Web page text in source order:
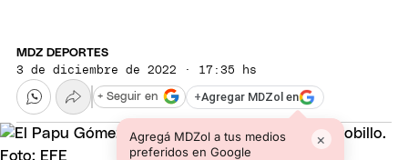
MDZ DEPORTES
3 de diciembre de 2022 · 17:35 hs
+Agregar MDZol en
Agregá MDZol a tus medios
preferidos en Google
×
+ Seguir en